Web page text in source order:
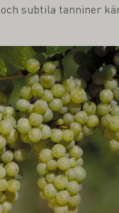
subtila tanniner